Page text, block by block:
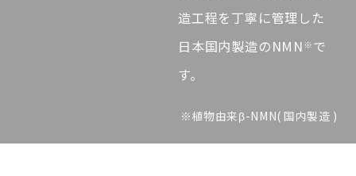
造工程を丁寧に管理した
日本国内製造のNMN※で
す。
※植物由来β-NMN( 国内製造 )